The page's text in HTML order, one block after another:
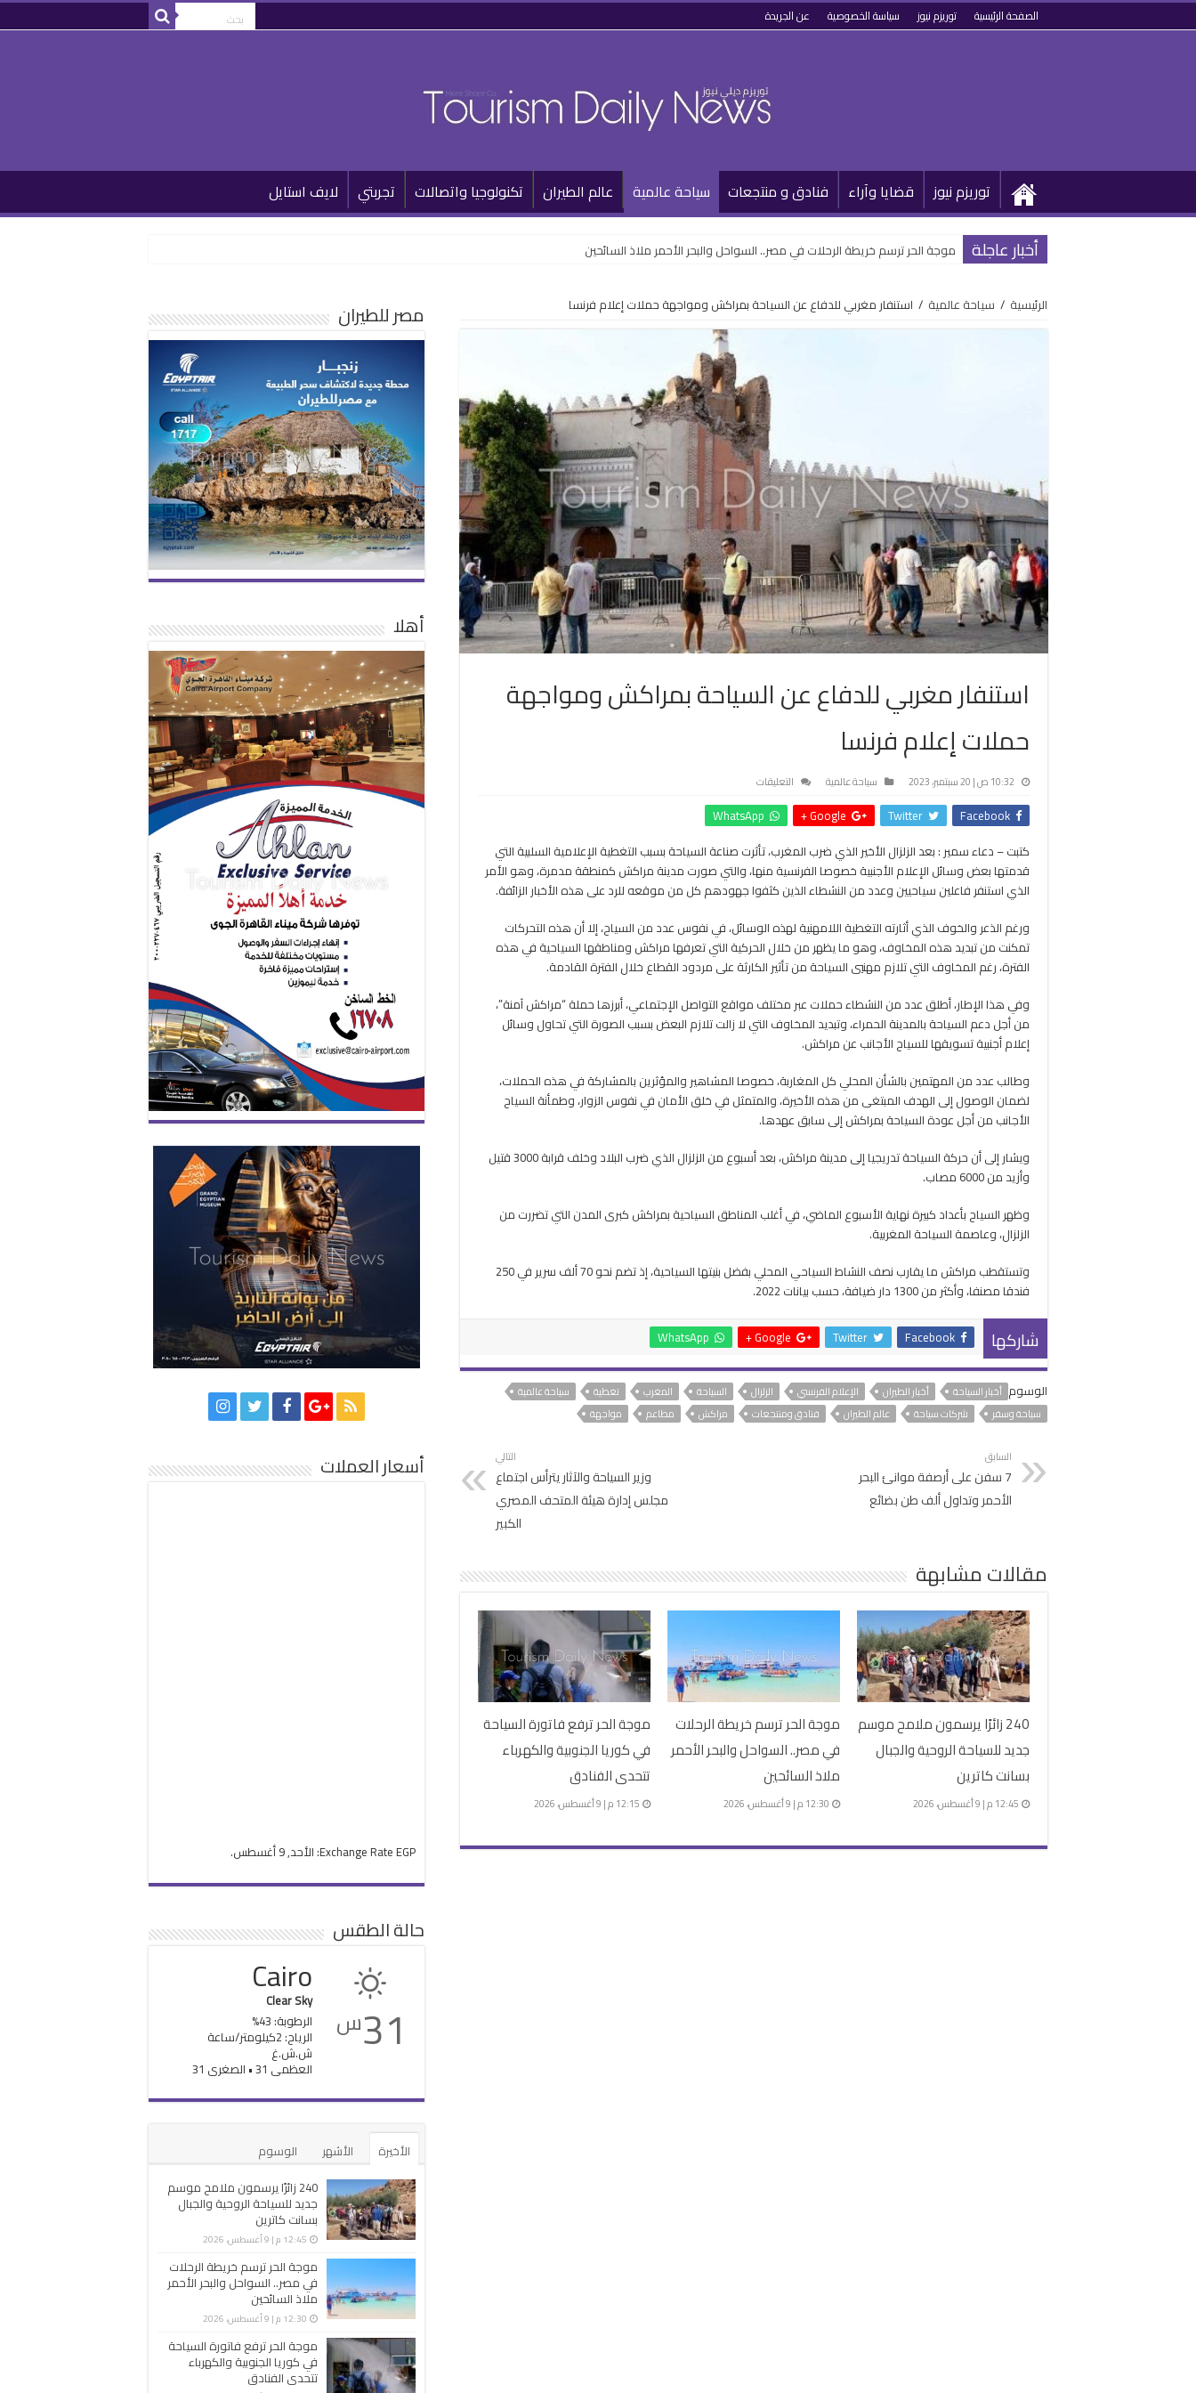
الصفحة الرئيسية توريزم نيوز سياسة الخصوصية عن الجريدة
توريزم نيوز قضايا وآراء فنادق و منتجعات سياحة عالمية عالم الطيران تكنولوجيا واتصالات تجربتي لايف استايل
أخبار عاجلة موجة الحر ترسم خريطة الرحلات في مصر.. السواحل والبحر الأحمر ملاذ السائحين
الرئيسية / سياحة عالمية / استنفار مغربي للدفاع عن السياحة بمراكش ومواجهة حملات إعلام فرنسا
استنفار مغربي للدفاع عن السياحة بمراكش ومواجهة
حملات إعلام فرنسا
10:32 ص | 20 سبتمبر، 2023 سياحة عالمية التعليقات
مغربي
عن
السياحة
بمراكش
حملات
إعلام
فرنسا
مغلقة
Facebook
Twitter
Google +
WhatsApp
كتبت – دعاء سمير : بعد الزلزال الأخير الذي ضرب المغرب، تأثرت صناعة السياحة بسبب التغطية الإعلامية السلبية التي
قدمتها بعض وسائل الإعلام الأجنبية خصوصا الفرنسية منها، والتي صورت مدينة مراكش كمنطقة مدمرة، وهو الأمر
الذي استنفر فاعلين سياحيين وعدد من النشطاء الذين كثفوا جهودهم كل من موقعه للرد على هذه الأخبار الزائفة.
ورغم الذعر والخوف الذي أثارته التغطية اللامهنية لهذه الوسائل، في نفوس عدد من السياح، إلا أن هذه التحركات
تمكنت من تبديد هذه المخاوف، وهو ما يظهر من خلال الحركية التي تعرفها مراكش ومناطقها السياحية في هذه
الفترة، رغم المخاوف التي تلازم مهنيي السياحة من تأثير الكارثة على مردود القطاع خلال الفترة القادمة.
وفي هذا الإطار، أطلق عدد من النشطاء حملات عبر مختلف مواقع التواصل الإجتماعي، أبرزها حملة “مراكش آمنة”،
من أجل دعم السياحة بالمدينة الحمراء، وتبديد المخاوف التي لا زالت تلازم البعض بسبب الصورة التي تحاول وسائل
إعلام أجنبية تسويقها للسياح الأجانب عن مراكش.
وطالب عدد من المهتمين بالشأن المحلي كل المغاربة، خصوصا المشاهير والمؤثرين بالمشاركة في هذه الحملات،
لضمان الوصول إلى الهدف المبتغى من هذه الأخيرة، والمتمثل في خلق الأمان في نفوس الزوار، وطمأنة السياح
الأجانب من أجل عودة السياحة بمراكش إلى سابق عهدها.
ويشار إلى أن حركة السياحة تدريجيا إلى مدينة مراكش، بعد أسبوع من الزلزال الذي ضرب البلاد وخلف قرابة 3000 قتيل
وأزيد من 6000 مصاب.
وظهر السياح بأعداد كبيرة نهاية الأسبوع الماضي، في أغلب المناطق السياحية بمراكش كبرى المدن التي تضررت من
الزلزال، وعاصمة السياحة المغربية.
وتستقطب مراكش ما يقارب نصف النشاط السياحي المحلي بفضل بنيتها السياحية، إذ تضم نحو 70 ألف سرير في 250
فندقا مصنفا، وأكثر من 1300 دار ضيافة، حسب بيانات 2022.
شاركها Facebook
Twitter
Google +
WhatsApp
الوسوم أخبار السياحة أخبار الطيران الإعلام الفرنسي الزلزال السياحة المغرب تغطية
سياحة عالمية
سياحة وسفر
شركات سياحة عالم الطيران فنادق ومنتجعات مراكش مطاعم مواجهة
السابق
7 سفن على أرصفة موانئ البحر
الأحمر وتداول ألف طن بضائع
التالي
وزير السياحة والآثار يترأس اجتماع
مجلس إدارة هيئة المتحف المصري
الكبير
مقالات مشابهة
240 زائرًا يرسمون ملامح موسم
جديد للسياحة الروحية والجبال
بسانت كاترين
12:45 م | 9 أغسطس، 2026
موجة الحر ترسم خريطة الرحلات
في مصر.. السواحل والبحر الأحمر
ملاذ السائحين
12:30 م | 9 أغسطس، 2026
موجة الحر ترفع فاتورة السياحة
في كوريا الجنوبية والكهرباء
تتحدى الفنادق
12:15 م | 9 أغسطس، 2026
مصر للطيران
أهلا
أسعار العملات
Exchange Rate EGP : الأحد, 9 أغسطس.
حالة الطقس
31س
Cairo
Clear Sky
الرطوبة: 43%
الرياح: 2كيلومتر/ساعة
ش.ش.غ
العظمى 31 • الصغرى 31
الأخيرة الأشهر
الوسوم
240 زائرًا يرسمون ملامح موسم
جديد للسياحة الروحية والجبال
بسانت كاترين
12:45 م | 9 أغسطس، 2026
موجة الحر ترسم خريطة الرحلات
في مصر.. السواحل والبحر الأحمر
ملاذ السائحين
12:30 م | 9 أغسطس، 2026
موجة الحر ترفع فاتورة السياحة
في كوريا الجنوبية والكهرباء
تتحدى الفنادق